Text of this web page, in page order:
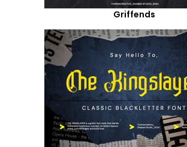
Griffends